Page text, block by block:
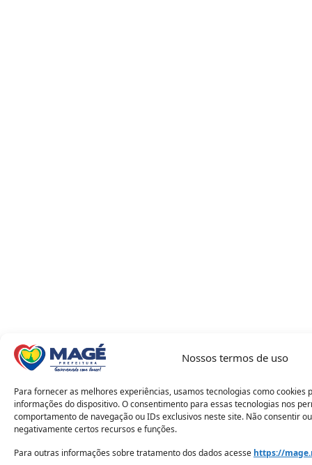
Nossos termos de uso
Para fornecer as melhores experiências, usamos tecnologias como cookies
informações do dispositivo. O consentimento para essas tecnologias nos
comportamento de navegação ou IDs exclusivos neste site. Não consentir
negativamente certos recursos e funções.
Para outras informações sobre tratamento dos dados acesse https://